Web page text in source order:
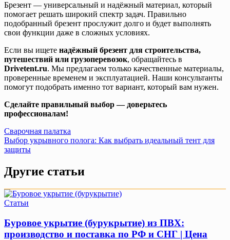
Брезент — универсальный и надёжный материал, который
помогает решать широкий спектр задач. Правильно
подобранный брезент прослужит долго и будет выполнять
свои функции даже в сложных условиях.
Если вы ищете надёжный брезент для строительства,
путешествий или грузоперевозок, обращайтесь в
Drivetent.ru. Мы предлагаем только качественные материалы,
проверенные временем и эксплуатацией. Наши консультанты
помогут подобрать именно тот вариант, который вам нужен.
Сделайте правильный выбор — доверьтесь
профессионалам!
Навигация
по
Сварочная палатка
Выбор укрывного полога: Как выбрать идеальный тент для
защиты
Другие статьи
Статьи
Буровое укрытие (бурукрытие) из ПВХ:
производство и поставка по РФ и СНГ | Цена